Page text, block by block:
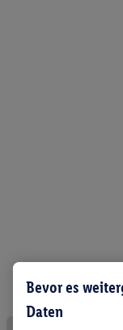
Bevor es
Daten